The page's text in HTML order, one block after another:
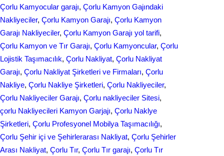
k
n
Çorlu Kamyocular garajı, Çorlu Kamyon Gajındaki
Nakliyeciler, Çorlu Kamyon Garajı, Çorlu Kamyon
Garajı Nakliyeciler, Çorlu Kamyon Garajı yol tarifi
Çorlu Kamyon ve Tır Garajı, Çorlu Kamyoncular, Çorlu
Lojistik Taşımacılık, Çorlu Nakliyat, Çorlu Nakliyat
Garajı, Çorlu Nakliyat Şirketleri ve Firmaları, Çorlu
Nakliye, Çorlu Nakliye Şirketleri, Çorlu Nakliyeciler
Çorlu Nakliyeciler Garajı, Çorlu nakliyeciler Sitesi
çorlu Nakliyecileri Kamyon Garjajı, Çorlu Naklye
Şirketleri, Çorlu Profesyonel Mobilya Taşımacılığı
Çorlu Şehir içi ve Şehirlerarası Nakliyat, Çorlu Şehirler
Arası Nakliyat, Çorlu Tır, Çorlu Tır garajı, Çorlu Tır